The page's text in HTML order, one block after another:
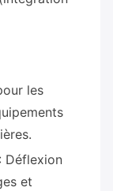
les
: Déflexion
et